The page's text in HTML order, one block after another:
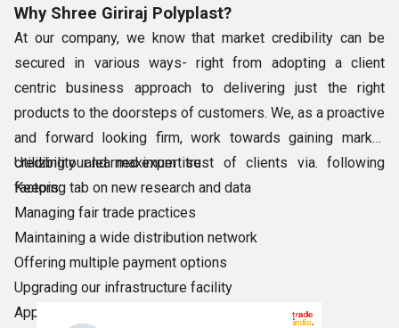
Why Shree Giriraj Polyplast?
At our company, we know that market credibility can be
secured in various ways- right from adopting a client
centric business approach to delivering just the right
products to the doorsteps of customers. We, as a proactive
and forward looking firm, work towards gaining market
credibility and maximum trust of clients via. following
factors:
Utilizing our learned expertise
Keeping tab on new research and data
Managing fair trade practices
Maintaining a wide distribution network
Offering multiple payment options
Upgrading our infrastructure facility
Appointing resourceful professionals